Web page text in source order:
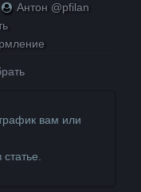
Антон @pfilan
вам или